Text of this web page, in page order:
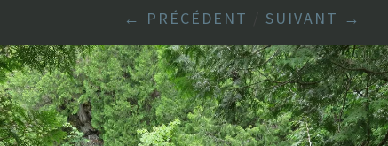
← PRÉCÉDENT SUIVANT →